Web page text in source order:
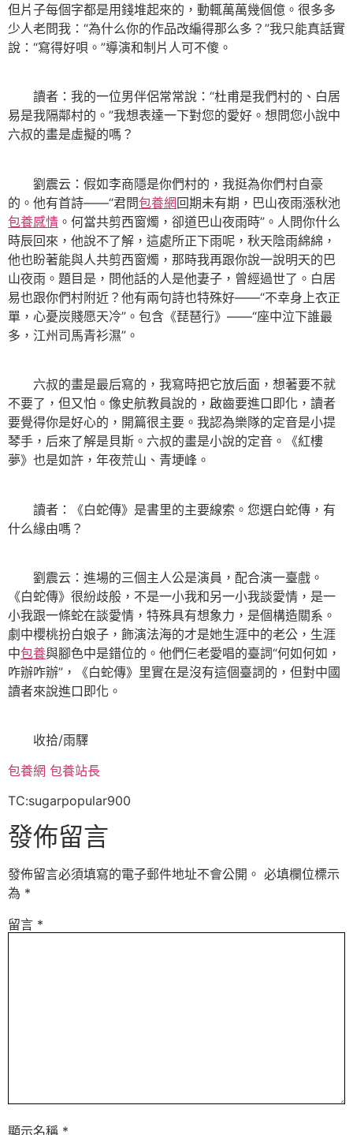
但片子每個字都是用錢堆起來的，動輒萬萬幾個億。很多多
少人老問我：“為什么你的作品改編得那么多？”我只能真話實
說：“寫得好唄。”導演和制片人可不傻。
讀者：我的一位男伴侶常常說：“杜甫是我們村的、白居
易是我隔鄰村的。”我想表達一下對您的愛好。想問您小說中
六叔的畫是虛擬的嗎？
劉震云：假如李商隱是你們村的，我挺為你們村自豪
的。他有首詩——“君問包養網回期未有期，巴山夜雨漲秋池
包養感情 。何當共剪西窗燭，卻道巴山夜雨時”。人問你什么
時辰回來，他說不了解，這處所正下雨呢，秋天陰雨綿綿，
他也盼著能與人共剪西窗燭，那時我再跟你說一說明天的巴
山夜雨。題目是，問他話的人是他妻子，曾經過世了。白居
易也跟你們村附近？他有兩句詩也特殊好——“不幸身上衣正
單，心憂炭賤愿天冷”。包含《琵琶行》——“座中泣下誰最
多，江州司馬青衫濕”。
六叔的畫是最后寫的，我寫時把它放后面，想著要不就
不要了，但又怕。像史航教員說的，啟齒要進口即化，讀者
要覺得你是好心的，開篇很主要。我認為樂隊的定音是小提
琴手，后來了解是貝斯。六叔的畫是小說的定音。《紅樓
夢》也是如許，年夜荒山、青埂峰。
讀者：《白蛇傳》是書里的主要線索。您選白蛇傳，有
什么緣由嗎？
劉震云：進場的三個主人公是演員，配合演一臺戲。
《白蛇傳》很紛歧般，不是一小我和另一小我談愛情，是一
小我跟一條蛇在談愛情，特殊具有想象力，是個構造關系。
劇中櫻桃扮白娘子，飾演法海的才是她生涯中的老公，生涯
中包養與腳色中是錯位的。他們仨老愛唱的臺詞“何如何如，
咋辦咋辦”，《白蛇傳》里實在是沒有這個臺詞的，但對中國
讀者來說進口即化。
收拾/雨驛
包養網 包養站長
TC:sugarpopular900
發佈留言
發佈留言必須填寫的電子郵件地址不會公開。 必填欄位標示
為 *
留言 *
顯示名稱 *